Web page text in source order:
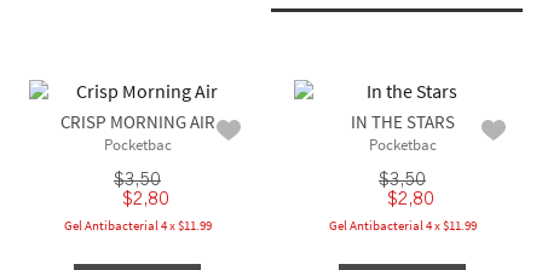
CRISP MORNING AIR
Pocketbac
$3,50
$2,80
Gel Antibacterial 4 x $11.99
IN THE STARS
Pocketbac
$3,50
$2,80
Gel Antibacterial 4 x $11.99